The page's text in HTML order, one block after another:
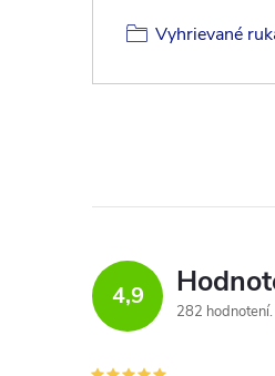
Vyhrievané
4,9
282 hodnotení